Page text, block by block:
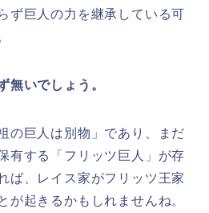
ず巨人の力を継承している可
無いでしょう。
の巨人は別物」であり、まだ
有する「フリッツ巨人」が存
ば、レイス家がフリッツ王家
が起きるかもしれませんね。